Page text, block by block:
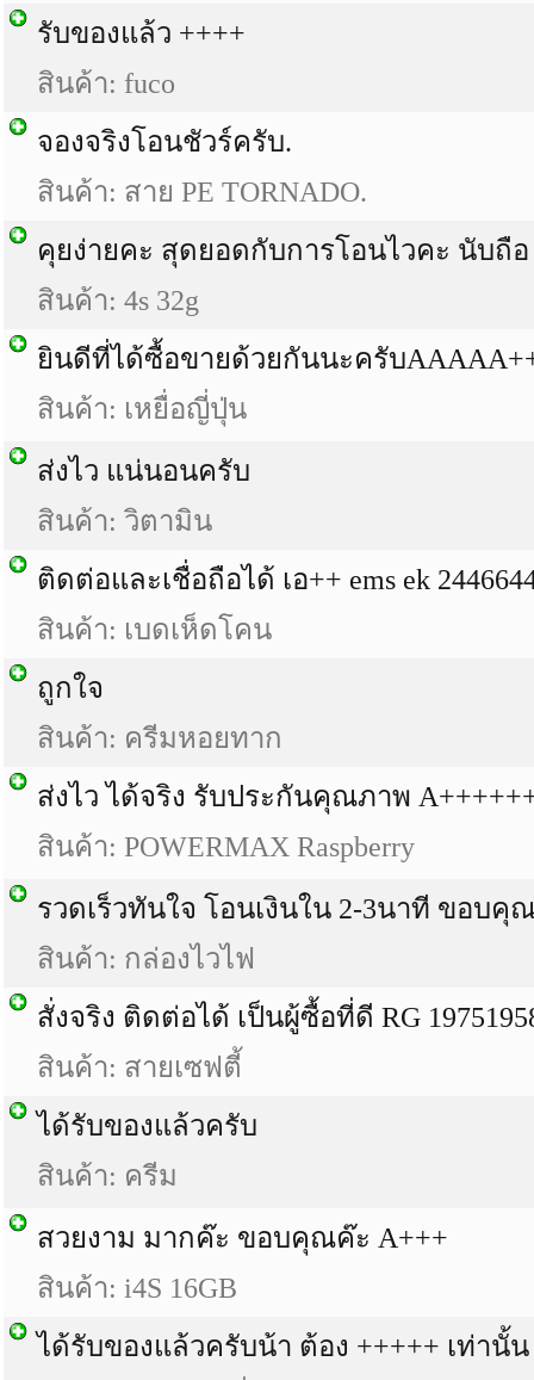
รับของแล้ว ++++
สินค้า: fuco
จองจริงโอนชัวร์ครับ.
สินค้า: สาย PE TORNADO.
คุยง่ายคะ สุดยอดกับการโอนไวคะ นับถื
สินค้า: 4s 32g
ยินดีที่ได้ซื้อขายด้วยกันนะครับ
สินค้า: เหยื่อญี่ปุ่น
ส่งไว แน่นอนครับ
สินค้า: วิตามิน
ติดต่อและเชื่อถือได้ เอ++ ems ek
สินค้า: เบดเห็ดโคน
ถูกใจ
สินค้า: ครีมหอยทาก
ส่งไว ได้จริง รับประกันคุณภาพ
สินค้า: POWERMAX Raspberry
รวดเร็วทันใจ โอนเงินใน 2-3นาที ขอบคุ
สินค้า: กล่องไวไฟ
สั่งจริง ติดต่อได้ เป็นผู้ซื้อที่ดี RG
สินค้า: สายเซฟตี้
ได้รับของแล้วครับ
สินค้า: ครีม
สวยงาม มากค๊ะ ขอบคุณค๊ะ A+++
สินค้า: i4S 16GB
ได้รับของแล้วครับน้า ต้อง +++++ เท่านั้น